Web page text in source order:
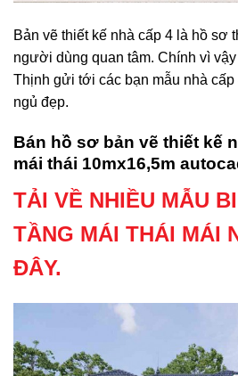
Bản vẽ thiết kế nhà cấp 4 là hồ sơ
người dùng quan tâm. Chính vì
Thịnh gửi tới các bạn mẫu nhà cấp
ngủ đẹp.
Bán hồ sơ bản vẽ thiết kế
mái thái 10mx16,5m
TẢI VỀ NHIỀU MẪU
TẦNG MÁI THÁI MÁI
ĐÂY.